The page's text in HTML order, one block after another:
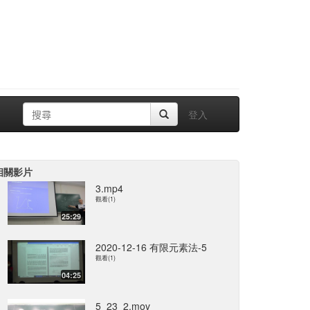
登入
關影片
25:29
3.mp4
觀看(1)
04:25
2020-12-16 有限元素法-5
觀看(1)
5_23_2.mov